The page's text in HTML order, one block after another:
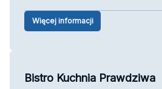
Więcej informacji
Bistro Kuchnia Prawdziwa